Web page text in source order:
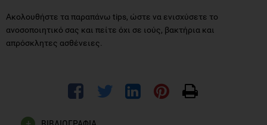
Ακολουθήστε τα παραπάνω tips, ώστε να ενισχύσετε το
ανοσοποιητικό σας και πείτε όχι σε ιούς, βακτήρια και
απρόσκλητες ασθένειες.